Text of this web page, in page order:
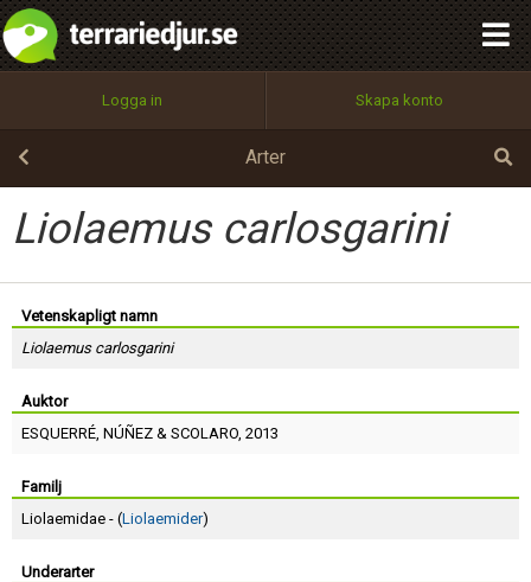
Logga in Skapa konto
Arter
Liolaemus carlosgarini
Vetenskapligt namn
Liolaemus carlosgarini
Auktor
ESQUERRÉ, NÚÑEZ & SCOLARO, 2013
Familj
Liolaemidae - (Liolaemider)
Underarter
Utför
100%
OK
integritetspolicy
Namn:
Epost:
Lösenord:
Terms of Service
Begär nytt lösenord
Tillbaka till förstasidan